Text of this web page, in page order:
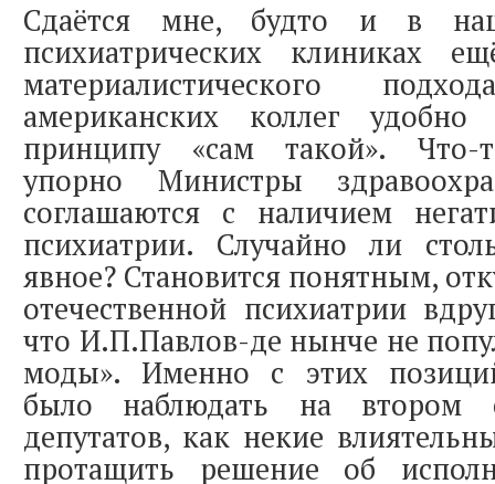
Сдаётся мне, будто и в
психиатрических клиниках
материалистического
американских коллег удобно
принципу «сам такой». Что-
упорно Министры
соглашаются с наличием
психиатрии. Случайно ли
явное? Становится понятным,
отечественной психиатрии
что И.П.Павлов-де нынче не
моды». Именно с этих
было наблюдать на втором
депутатов, как некие
протащить решение об